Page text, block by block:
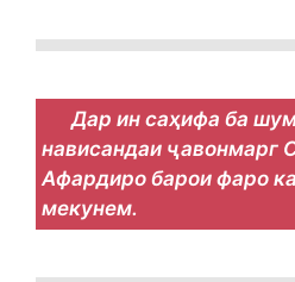
Дар ин саҳифа ба
нависандаи ҷавонмарг
Афардиро барои фаро
мекунем.